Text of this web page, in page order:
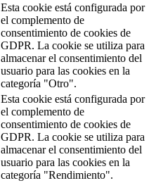
Esta cookie está configurada por
el complemento de
consentimiento de cookies de
GDPR. La cookie se utiliza para
almacenar el consentimiento del
usuario para las cookies en la
categoría "Otro".
Esta cookie está configurada por
el complemento de
consentimiento de cookies de
GDPR. La cookie se utiliza para
almacenar el consentimiento del
usuario para las cookies en la
categoría "Rendimiento".